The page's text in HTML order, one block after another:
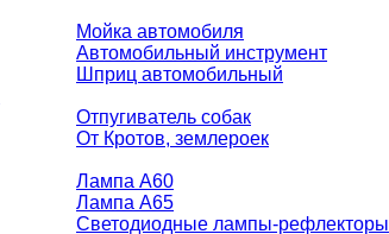
Мойка автомобиля
Автомобильный инструмент
Шприц автомобильный
Отпугиватель собак
От Кротов, землероек
Лампа A60
Лампа A65
Светодиодные лампы-рефлекторы